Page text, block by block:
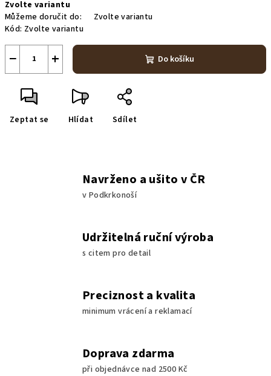
cena:
Zvolte variantu
Můžeme doručit do:
Zvolte variantu
Kód: Zvolte variantu
+
− Do košíku
Zeptat se Hlídat Sdílet
Navrženo a ušito v ČR
v Podkrkonoší
Udržitelná ruční výroba
s citem pro detail
Preciznost a kvalita
minimum vrácení a reklamací
Doprava zdarma
při objednávce nad 2500 Kč